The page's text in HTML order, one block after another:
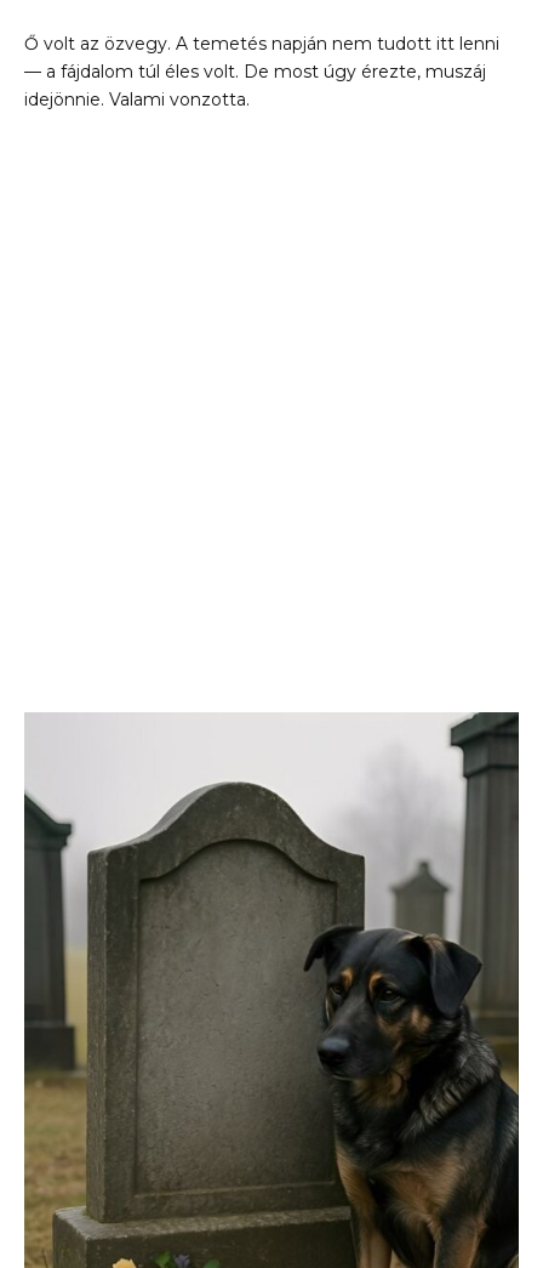
Ő volt az özvegy. A temetés napján nem tudott itt lenni
— a fájdalom túl éles volt. De most úgy érezte, muszáj
idejönnie. Valami vonzotta.